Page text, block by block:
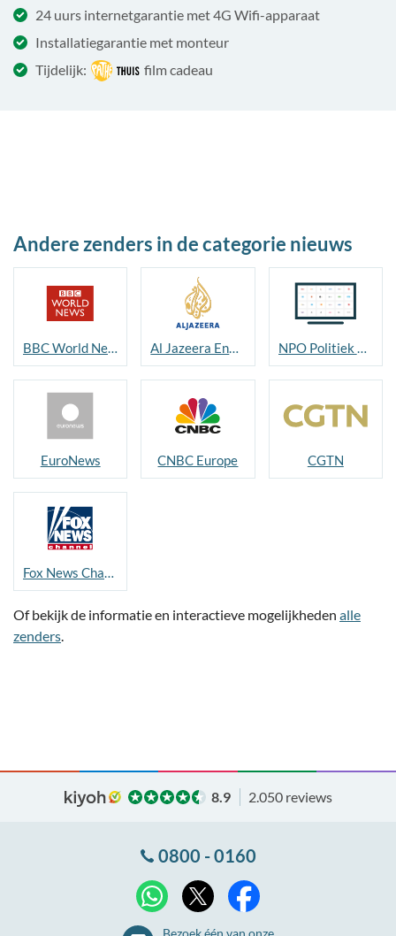
24 uurs internetgarantie met 4G Wifi-apparaat
Installatiegarantie met monteur
Tijdelijk:
film cadeau
Andere zenders in de categorie nieuws
BBC World News Al Jazeera English NPO Politiek en Nieuws
EuroNews CNBC Europe CGTN
Fox News Channel
Of bekijk de informatie en interactieve mogelijkheden alle
zenders.
8.9 2.050 reviews
0800 - 0160
WhatsApp
Bezoek één van onze